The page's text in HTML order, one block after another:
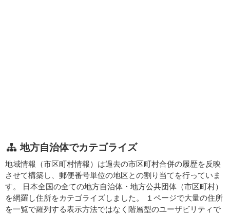
地方自治体でカテゴライズ
地域情報（市区町村情報）は過去の市区町村合併の履歴を反映
させて構築し、郵便番号単位の地区との割り当てを行っていま
す。 日本全国の全ての地方自治体・地方公共団体（市区町村）
を網羅し住所をカテゴライズしました。 １ページで大量の住所
を一覧で羅列する表示方法ではなく階層型のユーザビリティで